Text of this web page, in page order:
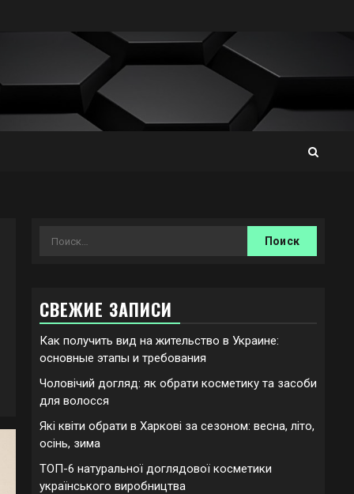
Найти:
СВЕЖИЕ ЗАПИСИ
Как получить вид на жительство в Украине:
основные этапы и требования
Чоловічий догляд: як обрати косметику та засоби
для волосся
Які квіти обрати в Харкові за сезоном: весна, літо,
осінь, зима
ТОП-6 натуральної доглядової косметики
українського виробництва